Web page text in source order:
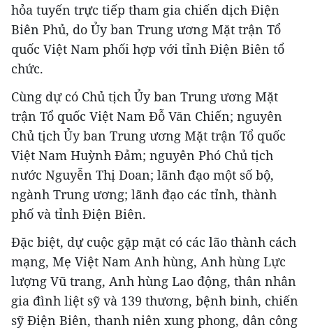
hỏa tuyến trực tiếp tham gia chiến dịch Điện
Biên Phủ, do Ủy ban Trung ương Mặt trận Tổ
quốc Việt Nam phối hợp với tỉnh Điện Biên tổ
chức.
Cùng dự có Chủ tịch Ủy ban Trung ương Mặt
trận Tổ quốc Việt Nam Đỗ Văn Chiến; nguyên
Chủ tịch Ủy ban Trung ương Mặt trận Tổ quốc
Việt Nam Huỳnh Đảm; nguyên Phó Chủ tịch
nước Nguyễn Thị Doan; lãnh đạo một số bộ,
ngành Trung ương; lãnh đạo các tỉnh, thành
phố và tỉnh Điện Biên.
Đặc biệt, dự cuộc gặp mặt có các lão thành cách
mạng, Mẹ Việt Nam Anh hùng, Anh hùng Lực
lượng Vũ trang, Anh hùng Lao động, thân nhân
gia đình liệt sỹ và 139 thương, bệnh binh, chiến
sỹ Điện Biên, thanh niên xung phong, dân công